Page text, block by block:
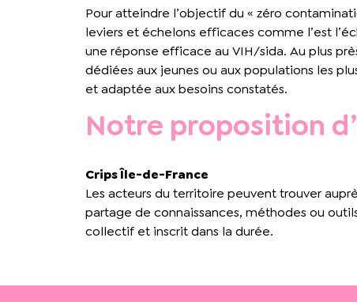
Pour atteindre l’objectif du « zéro
leviers et échelons efficaces comme l’est
une réponse efficace au VIH/sida. Au plus
dédiées aux jeunes ou aux populations les
et adaptée aux besoins constatés.
Notre proposition
Crips Île-de-France
Les acteurs du territoire peuvent trouver
partage de connaissances, méthodes ou
collectif et inscrit dans la durée.